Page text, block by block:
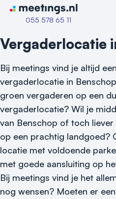
Naar home van Meetings
055 578 65 11
Vraag locatie aan
Locatiegids
Meld locatie aan
Vergaderlocatie
Bij meetings vind je altijd
vergaderlocatie in
groen vergaderen op een
vergaderlocatie? Wil je
van Benschop of toch
op een prachtig landgoed?
locatie met voldoende
met goede aansluiting op
Bij meetings vind je het
nog wensen? Moeten er